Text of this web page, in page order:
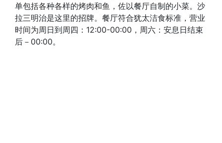
单包括各种各样的烤肉和鱼，佐以餐厅自制的小菜。沙
拉三明治是这里的招牌。餐厅符合犹太洁食标准，营业
时间为周日到周四：12:00-00:00，周六：安息日结束
后－00:00。